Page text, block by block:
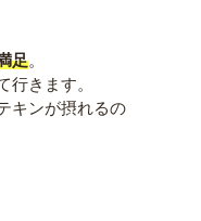
足。
行きます。
キンが摂れるの